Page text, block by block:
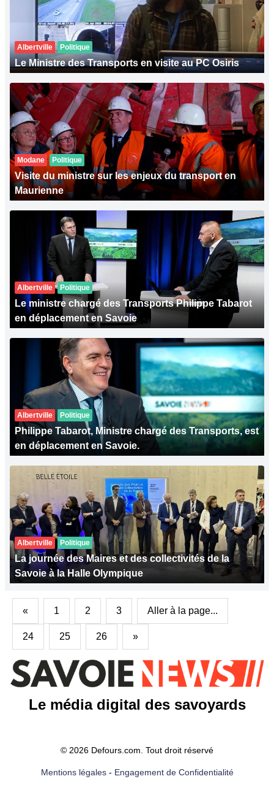
Albertville Politique
Le Ministre des Transports en visite au PC Osiris
Modane Politique
Visite du ministre sur les enjeux du transport en
Maurienne
Albertville Politique
Le ministre chargé des Transports Philippe Tabarot
en déplacement en Savoie
Albertville Politique
Philippe Tabarot, Ministre chargé des Transports, est
en déplacement en Savoie.
Albertville Politique
La journée des Maires et des collectivités de la
Savoie à la Halle Olympique
« 1 2 3 Aller à la page...
24 25 26 »
Le média digital des savoyards
© 2026 Defours.com. Tout droit réservé
Mentions légales- Engagement de Confidentialité